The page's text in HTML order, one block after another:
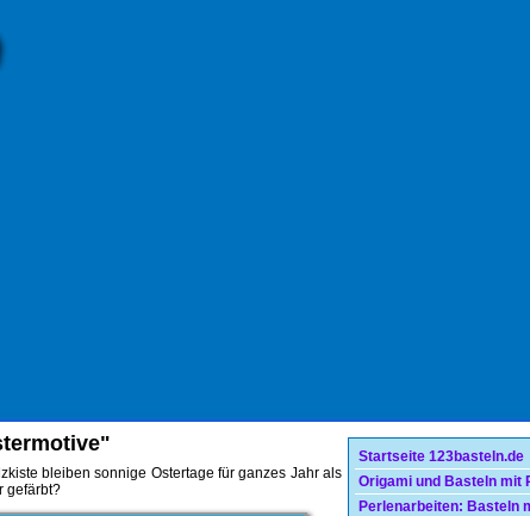
Startseite 123basteln.de
Origami und Basteln mit
Perlenarbeiten: Basteln
bleiben sonnige Ostertage für ganzes Jahr als
gefärbt?